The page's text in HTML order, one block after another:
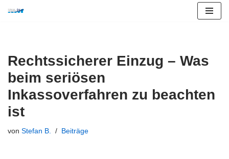
Rechtssicherer Einzug – Was
beim seriösen
Inkassoverfahren zu beachten
ist
von Stefan B. Beiträge